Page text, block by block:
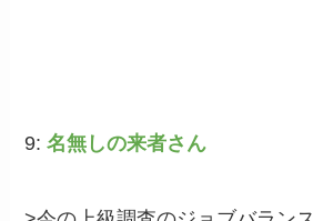
9:名無しの来者さん